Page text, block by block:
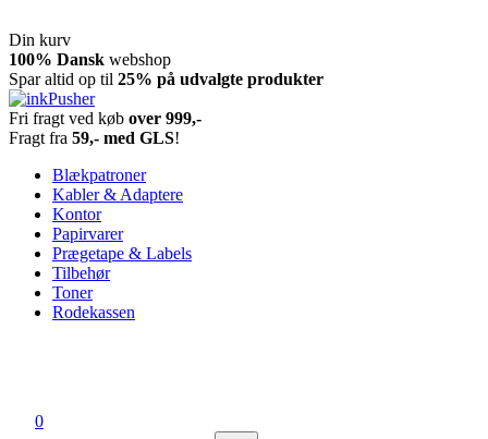
Din kurv
Spring
til
indhold
100% Dansk webshop
Spar altid op til 25% på udvalgte produkter
inkPusher
Leverandør af blækpatroner, kontor artikler og meget mere
Fri fragt ved køb over 999,-
Fragt fra 59,- med GLS!
Blækpatroner
Kabler & Adaptere
Kontor
Papirvarer
Prægetape & Labels
Tilbehør
Toner
Rodekassen
0